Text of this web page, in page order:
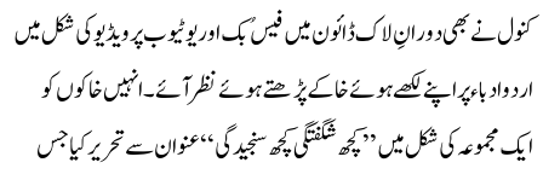
کنول نے بھی دورانِ لاک ڈائون میں فیس ُبک اور یوٹیوب پر ویڈیو کی شکل میں
اردو ادباء پر اپنے لکھے ہوئے خاکے پڑھتے ہوئے نظر آئے ۔ انہیں خاکوں کو
ایک مجموعہ کی شکل میں ’’کچھ شگفتگی کچھ سنجیدگی‘‘ عنوان سے تحریر کیا جس